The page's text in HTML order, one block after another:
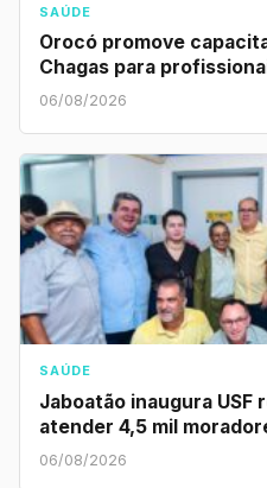
SAÚDE
Orocó promove
Chagas para
06/08/2026
SAÚDE
Jaboatão inaugura USF
atender 4,5 mil
06/08/2026